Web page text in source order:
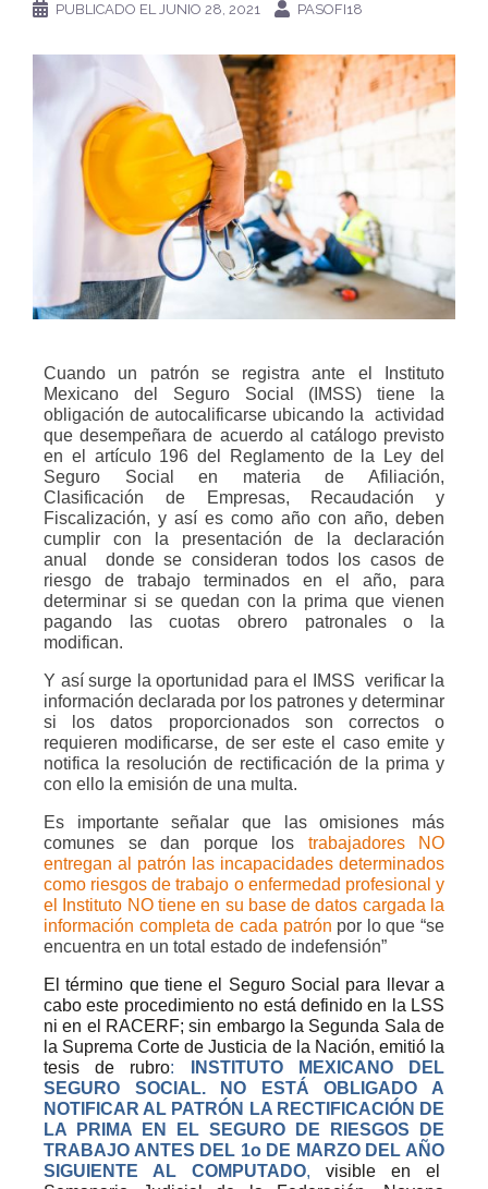
PUBLICADO ELJUNIO 28, 2021 PASOFI18
Cuando un patrón se registra ante el Instituto
Mexicano del Seguro Social (IMSS) tiene la
obligación de autocalificarse ubicando la
actividad
que desempeñara de acuerdo al catálogo previsto
en el artículo 196 del Reglamento de la Ley del
Seguro Social en materia de Afiliación,
Clasificación de Empresas, Recaudación y
Fiscalización, y así es como año con año, deben
cumplir con la presentación de la declaración
anual
donde se consideran todos los casos de
riesgo de trabajo terminados en el año, para
determinar si se quedan con la prima que vienen
pagando las cuotas obrero patronales o la
modifican.
Y así surge la oportunidad para el IMSS verificar la
información declarada por los patrones y determinar
si los datos proporcionados son correctos o
requieren modificarse, de ser este el caso emite y
notifica la resolución de rectificación de la prima y
con ello la emisión de una multa.
Es importante señalar que las omisiones más
comunes se dan porque los trabajadores NO
entregan al patrón las incapacidades determinados
como riesgos de trabajo o enfermedad profesional y
el Instituto NO tiene en su base de datos cargada la
información completa de cada patrón por lo que “se
encuentra en un total estado de indefensión”
El término que tiene el Seguro Social para llevar a
cabo este procedimiento no está definido en la LSS
ni en el RACERF; sin embargo la Segunda Sala de
la Suprema Corte de Justicia de la Nación, emitió la
tesis de rubro:
INSTITUTO MEXICANO DEL
SEGURO SOCIAL. NO ESTÁ OBLIGADO A
NOTIFICAR AL PATRÓN LA RECTIFICACIÓN DE
LA PRIMA EN EL SEGURO DE RIESGOS DE
TRABAJO ANTES DEL 1o DE MARZO DEL AÑO
SIGUIENTE AL COMPUTADO, visible en el